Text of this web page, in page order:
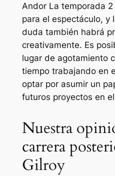
AndorLa temporada 2
para el espectáculo, y
duda también habrá
creativamente. Es
lugar de agotamiento
tiempo trabajando en
optar por asumir un
futuros proyectos en
Nuestra
carrera
Gilroy